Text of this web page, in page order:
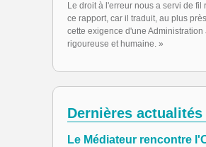
Le droit à l'erreur nous a servi de fil
ce rapport, car il traduit, au plus
cette exigence d'une Administration
rigoureuse et humaine. »
Dernières actualités
Le Médiateur rencontre